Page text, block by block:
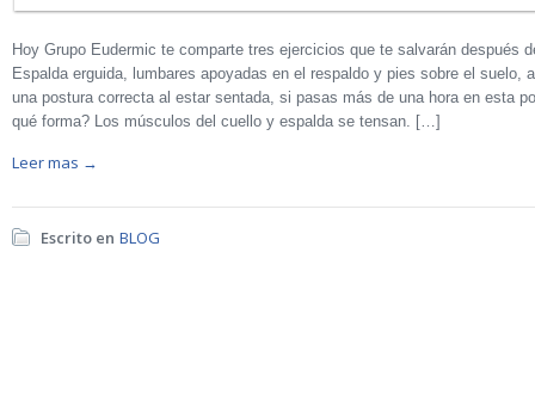
Hoy Grupo Eudermic te comparte tres ejercicios que te salvarán después
Espalda erguida, lumbares apoyadas en el respaldo y pies sobre el suelo,
una postura correcta al estar sentada, si pasas más de una hora en esta
qué forma? Los músculos del cuello y espalda se tensan. […]
Leer mas →
Escrito en BLOG